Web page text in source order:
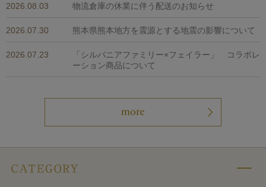
2026.08.03 物流倉庫の休業に伴う配送のお知らせ
2026.07.30 熊本県熊本地方を震源とする地震の影響について
2026.07.23
「シルバニアファミリー×フェイラー」 コラボレ
ーション商品について